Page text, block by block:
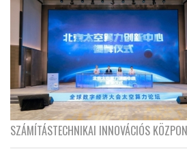
SZÁMÍTÁSTECHNIKAI INNOVÁCIÓS